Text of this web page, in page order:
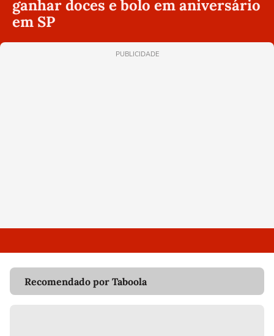
ganhar doces e bolo em aniversário
em SP
PUBLICIDADE
Recomendado por Taboola